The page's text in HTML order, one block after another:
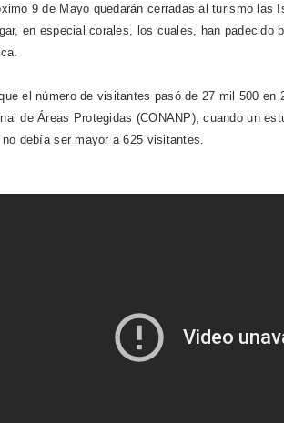
9 de Mayo quedarán cerradas al turismo
en especial corales, los cuales, han padecido
el número de visitantes pasó de 27 mil 500
de Áreas Protegidas (CONANP), cuando un
debía ser mayor a 625 visitantes.